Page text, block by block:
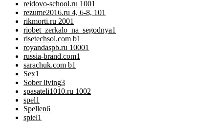
reidovo-school.ru 1001
rezume2016.ru 4, 6-8, 101
rikmorti.ru 2001
riobet_zerkalo_na_segodnya1
risetechsol.com b1
royandaspb.ru 10001
russia-brand.com1
sarachuk.com b1
Sex1
Sober living3
spasateli1010.ru 1002
spel1
Spellen6
spiel1